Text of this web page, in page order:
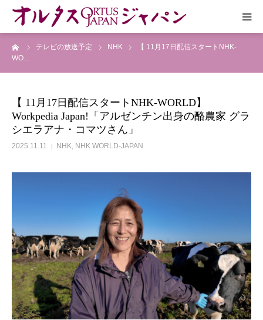
テレビの放送予定 NHK
【 11月17日配信スタートNHK-
WO…
【 11月17日配信スタートNHK-WORLD】
Workpedia Japan!「アルゼンチン出身の酪農家 グラ
シエラアナ・コマツさん」
2025.11.11 NHK, NHK WORLD-JAPAN
HOME
作品リスト
VOICE
会社概要
お問合せ
English